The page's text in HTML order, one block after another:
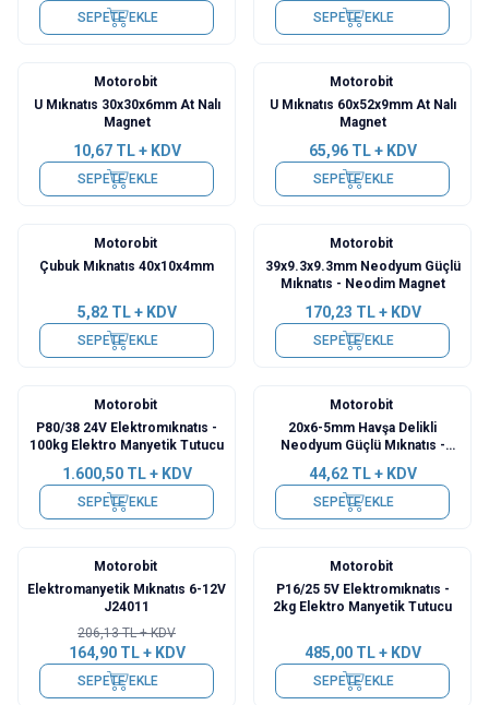
SEPETE EKLE SEPETE EKLE
Motorobit
U Mıknatıs 30x30x6mm At Nalı
Magnet
10,67TL + KDV
SEPETE EKLE
Motorobit
U Mıknatıs 60x52x9mm At Nalı
Magnet
65,96TL + KDV
SEPETE EKLE
Motorobit
Çubuk Mıknatıs 40x10x4mm
5,82TL + KDV
SEPETE EKLE
Motorobit
39x9.3x9.3mm Neodyum Güçlü
Mıknatıs - Neodim Magnet
170,23 TL + KDV
SEPETE EKLE
Motorobit
P80/38 24V Elektromıknatıs -
100kg Elektro Manyetik Tutucu
1.600,50TL + KDV
SEPETE EKLE
Motorobit
20x6-5mm Havşa Delikli
Neodyum Güçlü Mıknatıs -
44,62TL + KDV
SEPETE EKLE
Motorobit
Elektromanyetik Mıknatıs 6-12V
J24011
206,13TL + KDV
164,90TL + KDV
SEPETE EKLE
Motorobit
P16/25 5V Elektromıknatıs -
2kg Elektro Manyetik Tutucu
485,00TL + KDV
SEPETE EKLE